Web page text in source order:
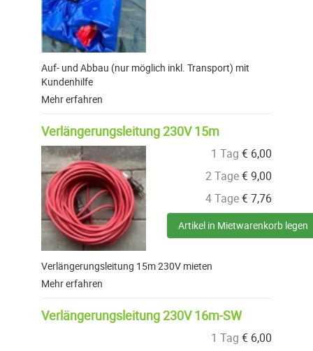
Auf- und Abbau (nur möglich inkl. Transport) mit
Kundenhilfe
Mehr erfahren
Verlängerungsleitung 230V 15m
1 Tag € 6,00
2 Tage€9,00
4 Tage€7,76
Artikel in Mietwarenkorb legen
Verlängerungsleitung 15m 230V mieten
Mehr erfahren
Verlängerungsleitung 230V 16m-SW
1 Tag € 6,00